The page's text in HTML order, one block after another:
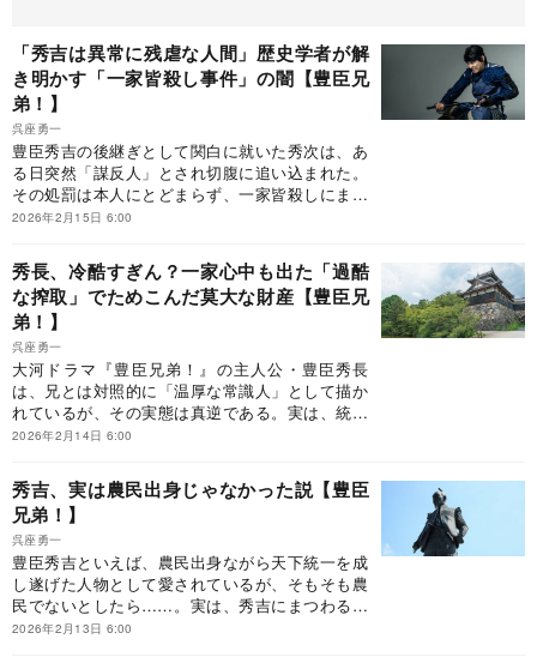
「秀吉は異常に残虐な人間」歴史学者が解
き明かす「一家皆殺し事件」の闇【豊臣兄
弟！】
呉座勇一
豊臣秀吉の後継ぎとして関白に就いた秀次は、あ
る日突然「謀反人」とされ切腹に追い込まれた。
その処罰は本人にとどまらず、一家皆殺しにまで
及んだ。秀吉最大の汚点とも言われる秀次事件だ
にも関わらず切腹を許したのはなぜか、秀吉の死
期が迫るなかそもそもそんなリスクを冒すの
か……。数々の疑問を追っていくと、ある1つの
新説が浮かび上がってきた。※本稿は、歴史学者
の呉座勇一『真説 豊臣兄弟とその一族』（幻冬
舎）の一部を抜粋・編集したものです。
2026年2月15日 6:00
秀長、冷酷すぎん？一家心中も出た「過酷
な搾取」でためこんだ莫大な財産【豊臣兄
弟！】
呉座勇一
大河ドラマ『豊臣兄弟！』の主人公・豊臣秀長
は、兄とは対照的に「温厚な常識人」として描か
れているが、その実態は真逆である。実は、統治
を任されていた奈良で、自殺者が出るほど苛烈な
れない、秀長の真の姿とは？※本稿は、歴史学者
の呉座勇一『真説 豊臣兄弟とその一族』（幻冬
舎）の一部を抜粋・編集したものです。
2026年2月14日 6:00
秀吉、実は農民出身じゃなかった説【豊臣
兄弟！】
呉座勇一
豊臣秀吉といえば、農民出身ながら天下統一を成
し遂げた人物として愛されているが、そもそも農
民でないとしたら……。実は、秀吉にまつわる資
料は脚色された記述が多く、信頼に値しないもの
2026年2月13日 6:00